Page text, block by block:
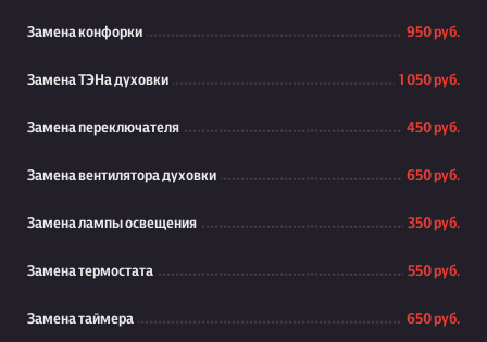
Замена конфорки 950 руб.
Замена ТЭНа духовки 1 050 руб.
Замена переключателя 450 руб.
Замена вентилятора духовки 650 руб.
Замена лампы освещения 350 руб.
Замена термостата 550 руб.
Замена таймера 650 руб.